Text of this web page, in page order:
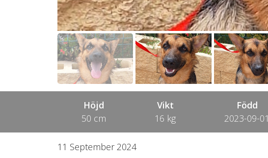
Höjd
50 cm
Vikt
16 kg
Född
2023-09-01
11 September 2024